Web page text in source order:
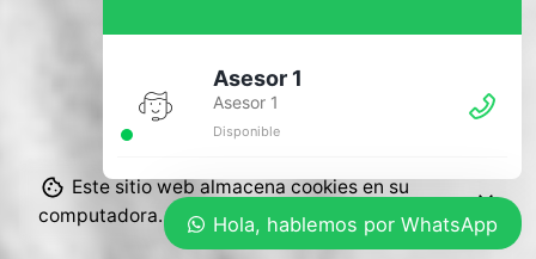
Este sitio web almacena cookies en su
computadora.Política de Privacidad y Cookies
Asesor 1
Asesor 1
Disponible
Hola, hablemos por WhatsApp